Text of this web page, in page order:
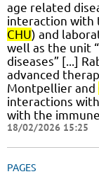
age related
interaction with
CHU) and
well as the unit
diseases” [...]
advanced
Montpellier and
interactions
with the
18/02/2026 15:25
PAGES